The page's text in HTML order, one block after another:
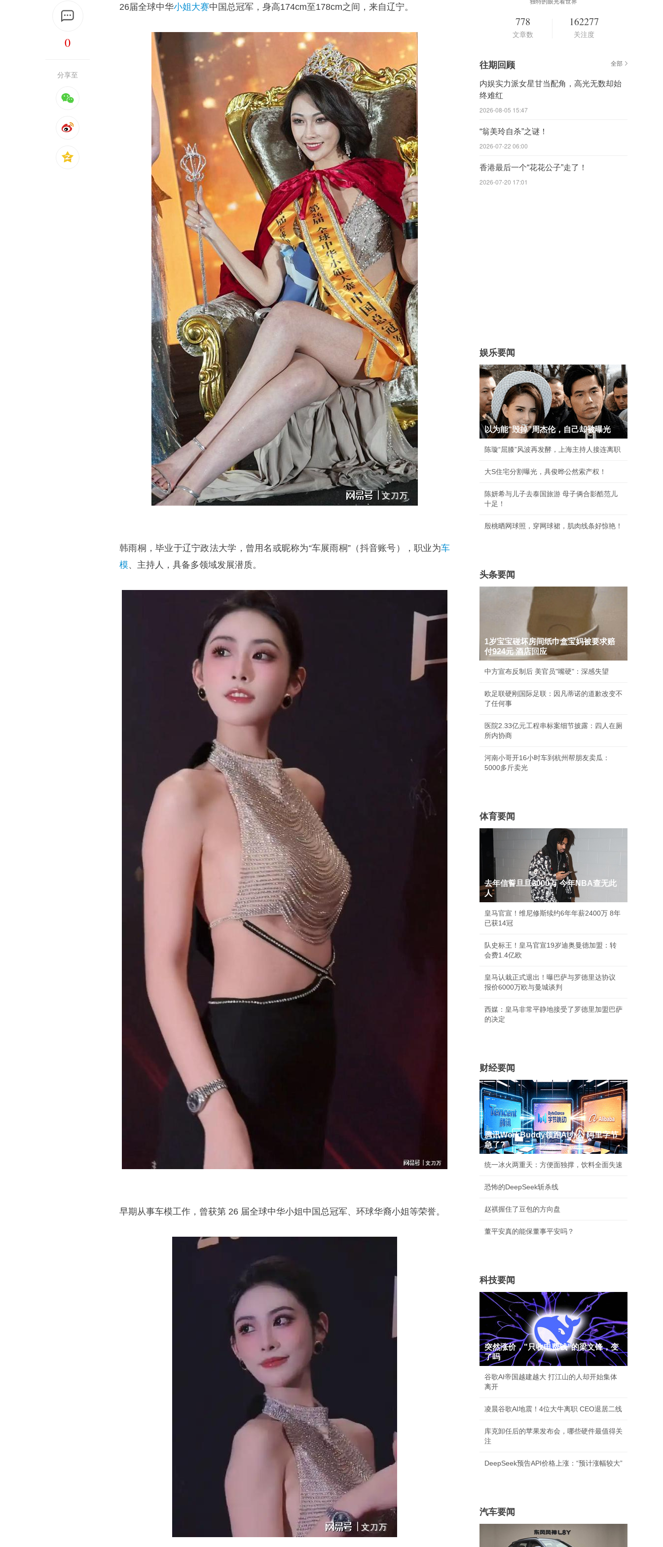
0
分享至
26届全球中华小姐大赛中国总冠军，身高174cm至178cm之间，来自辽宁。
韩雨桐，毕业于辽宁政法大学，曾用名或昵称为“车展雨桐”（抖音账号），职业为车
模、主持人，具备多领域发展潜质。
早期从事车模工作，曾获第 26 届全球中华小姐中国总冠军、环球华裔小姐等荣誉。
独特的眼光看世界
778
文章数
162277
关注度
往期回顾 全部
内娱实力派女星甘当配角，高光无数却始
终难红
2026-08-05 15:47
“翁美玲自杀”之谜！
2026-07-22 06:00
香港最后一个“花花公子”走了！
2026-07-20 17:01
娱乐要闻
以为能“毁掉”周杰伦，自己却被曝光
陈璇“屈膝”风波再发酵，上海主持人接连离职
大S住宅分割曝光，具俊晔公然索产权！
陈妍希与儿子去泰国旅游 母子俩合影酷范儿
十足！
殷桃晒网球照，穿网球裙，肌肉线条好惊艳！
头条要闻
1岁宝宝碰坏房间纸巾盒宝妈被要求赔
付924元 酒店回应
中方宣布反制后 美官员"嘴硬"：深感失望
欧足联硬刚国际足联：因凡蒂诺的道歉改变不
了任何事
医院2.33亿元工程串标案细节披露：四人在厕
所内协商
河南小哥开16小时车到杭州帮朋友卖瓜：
5000多斤卖光
体育要闻
去年信誓旦旦3000万 今年NBA查无此
人
皇马官宣！维尼修斯续约6年年薪2400万 8年
已获14冠
队史标王！皇马官宣19岁迪奥曼德加盟：转
会费1.4亿欧
皇马认栽正式退出！曝巴萨与罗德里达协议
报价6000万欧与曼城谈判
西媒：皇马非常平静地接受了罗德里加盟巴萨
的决定
财经要闻
腾讯WorkBuddy领跑AI办公 阿里字节
急了?
统一冰火两重天：方便面独撑，饮料全面失速
恐怖的DeepSeek斩杀线
赵祺握住了豆包的方向盘
董平安真的能保董事平安吗？
科技要闻
突然涨价，"只收电费钱"的梁文锋，变
了吗
谷歌AI帝国越建越大 打江山的人却开始集体
离开
凌晨谷歌AI地震！4位大牛离职 CEO退居二线
库克卸任后的苹果发布会，哪些硬件最值得关
注
DeepSeek预告API价格上涨：“预计涨幅较大”
汽车要闻